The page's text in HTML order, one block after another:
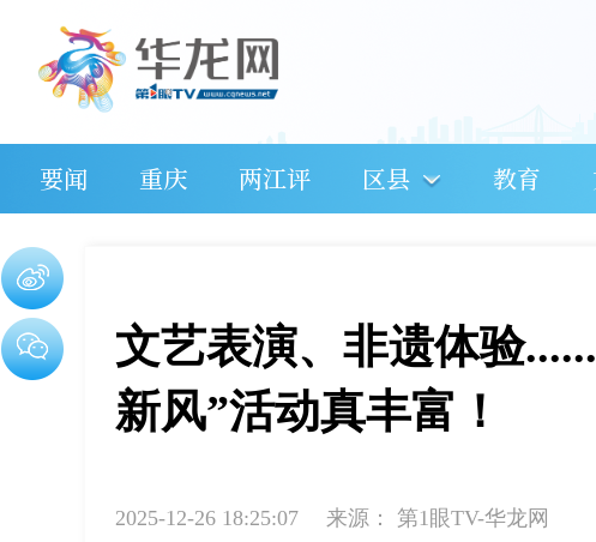
要闻 重庆 两江评 区县 教育
文艺表演、非遗体验
新风”活动真丰富！
2025-12-26 18:25:07 来源： 第1眼TV-华龙网